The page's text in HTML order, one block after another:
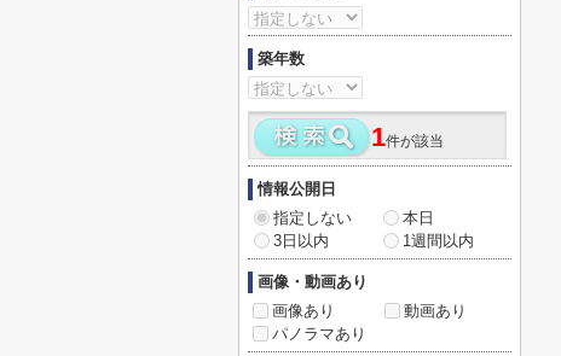
築年数
1件が該当
情報公開日
指定しない
本日
3日以内
1週間以内
画像・動画あり
画像あり
動画あり
パノラマあり